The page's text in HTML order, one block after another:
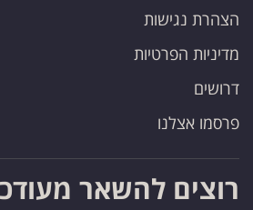
הצהרת נגישות
מדיניות הפרטיות
דרושים
פרסמו אצלנו
רוצים להשאר